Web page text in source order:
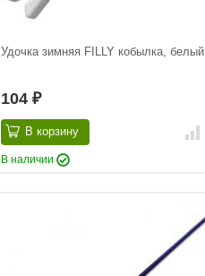
Удочка зимняя FILLY кобылка, белый
104 ₽
В корзину
В наличии